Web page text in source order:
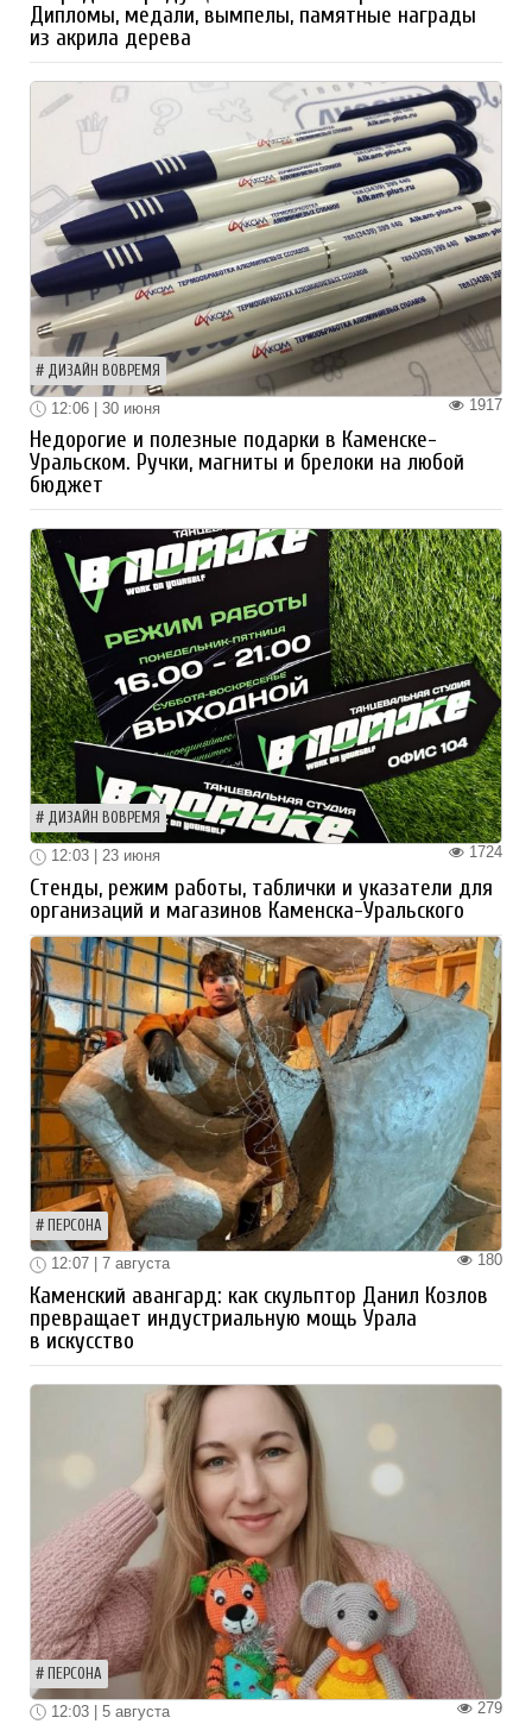
Дипломы, медали, вымпелы, памятные награды
из акрила дерева
ДИЗАЙН ВОВРЕМЯ
1917
12:06 | 30 июня
Недорогие и полезные подарки в Каменске-
Уральском. Ручки, магниты и брелоки на любой
бюджет
ДИЗАЙН ВОВРЕМЯ
1724
12:03 | 23 июня
Стенды, режим работы, таблички и указатели для
организаций и магазинов Каменска-Уральского
ПЕРСОНА
180
12:07 | 7 августа
Каменский авангард: как скульптор Данил Козлов
превращает индустриальную мощь Урала
в искусство
ПЕРСОНА
279
12:03 | 5 августа